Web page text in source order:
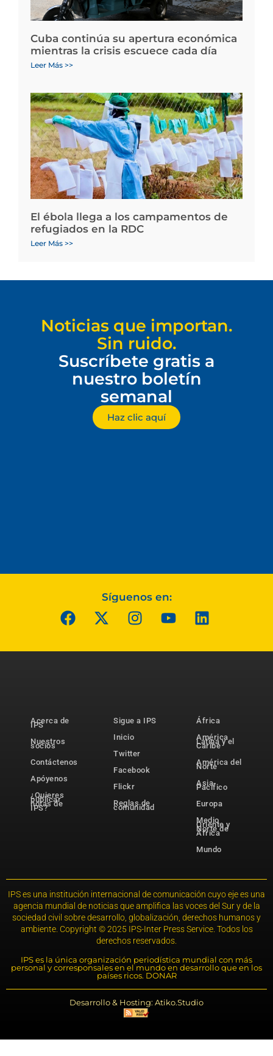
Cuba continúa su apertura económica
mientras la crisis escuece cada día
Leer Más >>
El ébola llega a los campamentos de
refugiados en la RDC
Leer Más >>
Noticias que importan.
Sin ruido.
Suscríbete gratis a
nuestro boletín
semanal
Haz clic aquí
Síguenos en:
Acerca de
IPS
Nuestros
socios
Contáctenos
Apóyenos
¿Quieres
publicar
notas de
IPS?
Sigue a IPS
Inicio
Twitter
Facebook
Flickr
Reglas de
comunidad
África
América
Latina y el
Caribe
América del
Norte
Asia-
Pacífico
Europa
Medio
Oriente y
Norte de
África
Mundo
IPS es una institución internacional de comunicación cuyo eje es una
agencia mundial de noticias que amplifica las voces del Sur y de la
sociedad civil sobre desarrollo, globalización, derechos humanos y
ambiente. Copyright © 2025 IPS-Inter Press Service. Todos los
derechos reservados.
IPS es la única organización periodística mundial con más
personal y corresponsales en el mundo en desarrollo que en los
países ricos. DONAR
Desarrollo & Hosting: Atiko.Studio